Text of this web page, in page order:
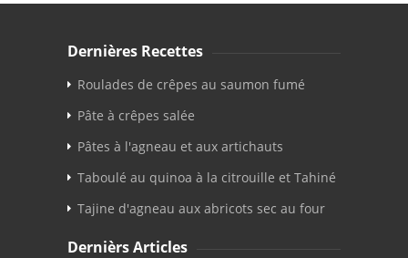
Dernières Recettes
Roulades de crêpes au saumon fumé
Pâte à crêpes salée
Pâtes à l'agneau et aux artichauts
Taboulé au quinoa à la citrouille et Tahiné
Tajine d'agneau aux abricots sec au four
Dernièrs Articles